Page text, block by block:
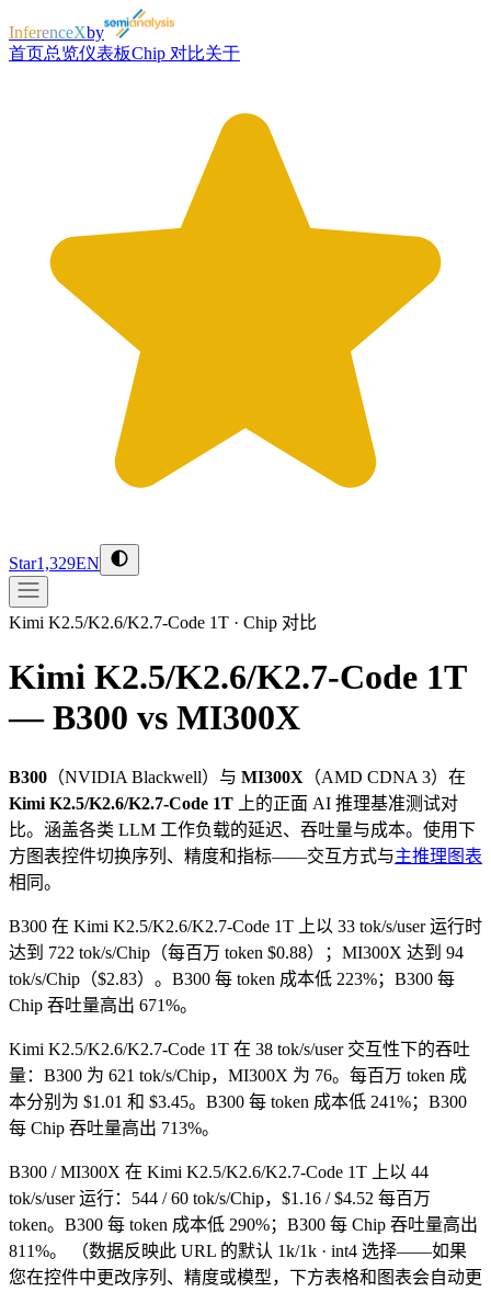
InferenceXby
首页总览仪表板Chip 对比关于
Star1,329EN
Kimi K2.5/K2.6/K2.7-Code 1T · Chip 对比
Kimi K2.5/K2.6/K2.7-Code 1T
— B300 vs MI300X
B300 （NVIDIA Blackwell）与 MI300X （AMD CDNA 3）在
Kimi K2.5/K2.6/K2.7-Code 1T 上的正面 AI 推理基准测试对
比。涵盖各类 LLM 工作负载的延迟、吞吐量与成本。使用下
方图表控件切换序列、精度和指标——交互方式与主推理图表
相同。
B300 在 Kimi K2.5/K2.6/K2.7-Code 1T 上以 33 tok/s/user 运行时
达到 722 tok/s/Chip（每百万 token $0.88）；MI300X 达到 94
tok/s/Chip（$2.83）。B300 每 token 成本低 223%；B300 每
Chip 吞吐量高出 671%。
Kimi K2.5/K2.6/K2.7-Code 1T 在 38 tok/s/user 交互性下的吞吐
量：B300 为 621 tok/s/Chip，MI300X 为 76。每百万 token 成
本分别为 $1.01 和 $3.45。B300 每 token 成本低 241%；B300
每 Chip 吞吐量高出 713%。
B300 / MI300X 在 Kimi K2.5/K2.6/K2.7-Code 1T 上以 44
tok/s/user 运行：544 / 60 tok/s/Chip，$1.16 / $4.52 每百万
token。B300 每 token 成本低 290%；B300 每 Chip 吞吐量高出
811%。
（数据反映此 URL 的默认 1k/1k · int4 选择——如果
您在控件中更改序列、精度或模型，下方表格和图表会自动更